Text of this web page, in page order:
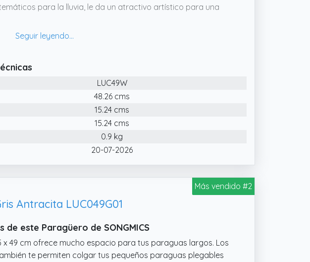
para la lluvia, le da un atractivo artístico para una
escuchar el sonido de la lluvia afuera, pero ¿quién querría un
asegura una gran estabilidad, incluso si pones muchos
LUC49W
48.26 cms
15.24 cms
15.24 cms
0.9 kg
20-07-2026
Más vendido #2
Antracita LUC049G01
de este Paragüero de SONGMICS
x 49 cm ofrece mucho espacio para tus paraguas largos. Los
te permiten colgar tus pequeños paraguas plegables